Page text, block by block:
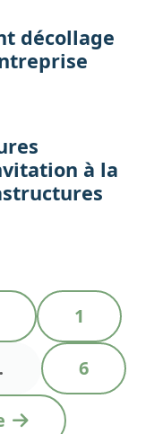
décollage
à la
P
a
g
e
1
P
a
6